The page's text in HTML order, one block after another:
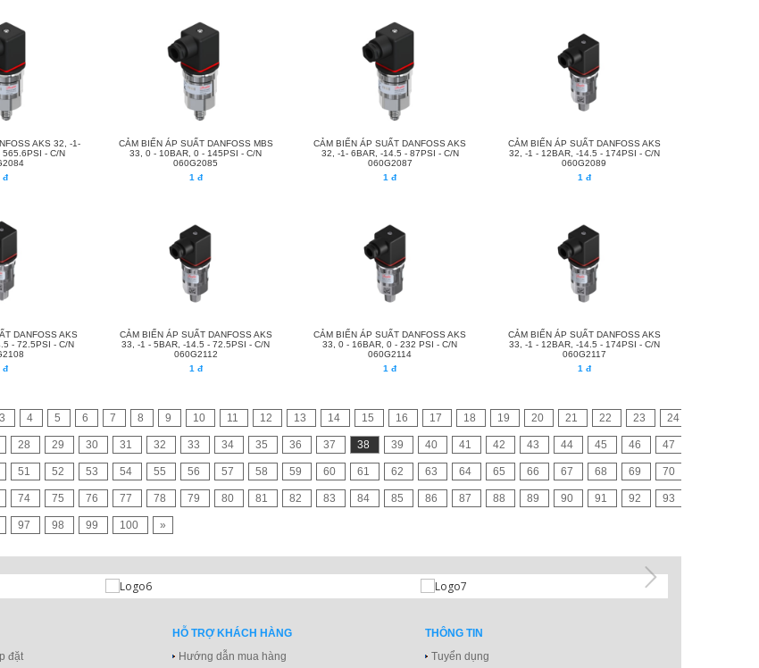
AKS 32, -1-
- C/N
đ
CẢM BIẾN ÁP SUẤT DANFOSS MBS
33, 0 - 10BAR, 0 - 145PSI - C/N
060G2085
1 đ
CẢM BIẾN ÁP SUẤT DANFOSS AKS
32, -1- 6BAR, -14.5 - 87PSI - C/N
060G2087
1 đ
CẢM BIẾN ÁP SUẤT DANFOSS AKS
32, -1 - 12BAR, -14.5 - 174PSI - C/N
060G2089
1 đ
DANFOSS AKS
- 72.5PSI - C/N
đ
CẢM BIẾN ÁP SUẤT DANFOSS AKS
33, -1 - 5BAR, -14.5 - 72.5PSI - C/N
060G2112
1 đ
CẢM BIẾN ÁP SUẤT DANFOSS AKS
33, 0 - 16BAR, 0 - 232 PSI - C/N
060G2114
1 đ
CẢM BIẾN ÁP SUẤT DANFOSS AKS
33, -1 - 12BAR, -14.5 - 174PSI - C/N
060G2117
1 đ
3 4 5 6 7 8 9 10 11 12 13 14 15 16 17 18 19 20 21 22 23 24
28 29 30 31 32 33 34 35 36 37 38 39 40 41 42 43 44 45 46 47
51 52 53 54 55 56 57 58 59 60 61 62 63 64 65 66 67 68 69 70
74 75 76 77 78 79 80 81 82 83 84 85 86 87 88 89 90 91 92 93
97 98 99 100 »
đặt
HỖ TRỢ KHÁCH HÀNG
Hướng dẫn mua hàng
THÔNG TIN
Tuyển dụng